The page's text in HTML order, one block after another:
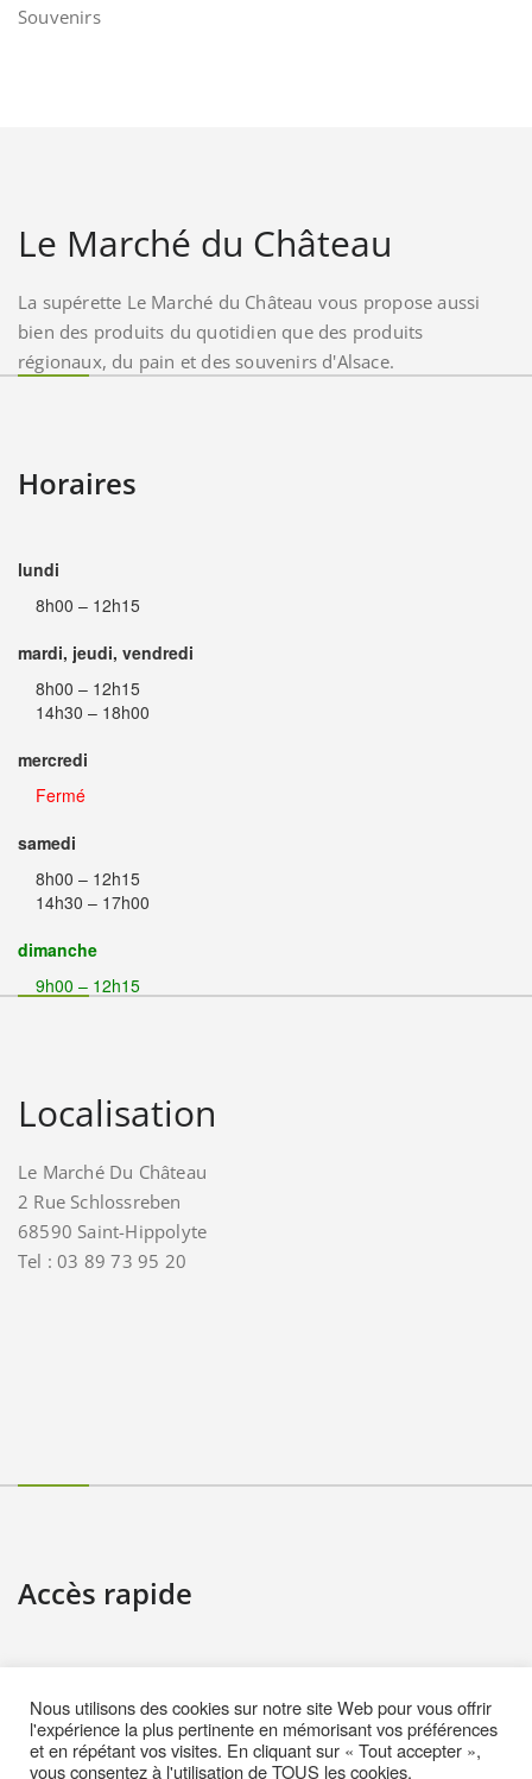
Souvenirs
Le Marché du Château
La supérette Le Marché du Château vous propose aussi
bien des produits du quotidien que des produits
régionaux, du pain et des souvenirs d'Alsace.
Horaires
lundi
8h00 – 12h15
mardi, jeudi, vendredi
8h00 – 12h15
14h30 – 18h00
mercredi
Fermé
samedi
8h00 – 12h15
14h30 – 17h00
dimanche
9h00 – 12h15
Localisation
Le Marché Du Château
2 Rue Schlossreben
68590 Saint-Hippolyte
Tel : 03 89 73 95 20
Accès rapide
Informations pratiques
Mentions Légales
Nous utilisons des cookies sur notre site Web pour vous offrir
l'expérience la plus pertinente en mémorisant vos préférences
et en répétant vos visites. En cliquant sur « Tout accepter »,
vous consentez à l'utilisation de TOUS les cookies.